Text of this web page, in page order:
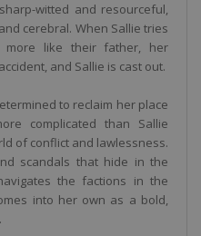
witted and resourceful,
cerebral. When Sallie tries
like their father, her
and Sallie is cast out.
to reclaim her place
complicated than Sallie
of conflict and lawlessness.
scandals that hide in the
the factions in the
into her own as a bold,